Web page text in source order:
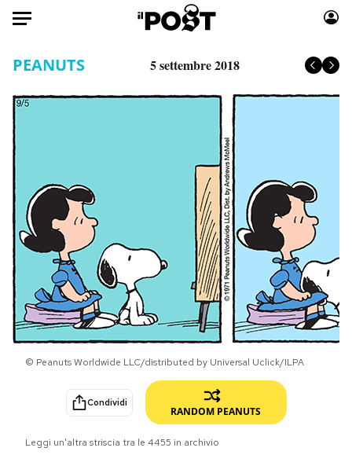
HOME
Tecnologia
Internet
Scienza
Cultura
Economia
Sport
Moda
Libri
Consumismi
Storie/Idee
Ok Boomer!
Media
Europa
Altrecose
Mondiali calcio 2026
NEWSLETTER
PEANUTS 5 settembre 2018
© Peanuts Worldwide LLC/distributed by Universal Uclick/ILPA
Condividi
RANDOM PEANUTS
Leggi un'altra striscia tra le 4455 in archivio